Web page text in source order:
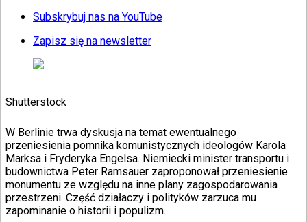
Auto
Aktualności
Auta ekologiczne
Paliwo
Premiery
Testy
Życie gwiazd
Aktualności
Plotki
Telewizja
Hity internetu
Subskrybuj nas na YouTube
Zapisz się na newsletter
Shutterstock
W Berlinie trwa dyskusja na temat ewentualnego
przeniesienia pomnika komunistycznych ideologów Karola
Marksa i Fryderyka Engelsa. Niemiecki minister transportu i
budownictwa Peter Ramsauer zaproponował przeniesienie
monumentu ze względu na inne plany zagospodarowania
przestrzeni. Część działaczy i polityków zarzuca mu
zapominanie o historii i populizm.